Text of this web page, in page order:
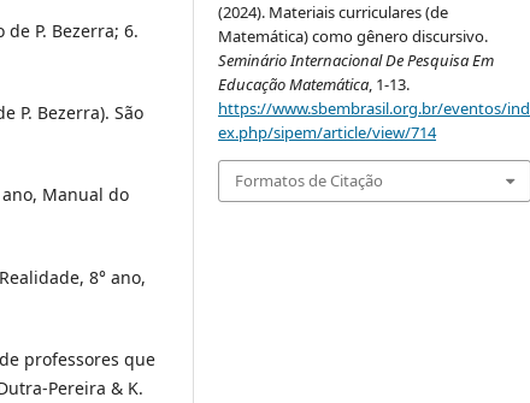
P. Bezerra; 6.
P. Bezerra). São
ano, Manual do
8° ano,
professores que
Pereira & K.
(2024). Materiais curriculares (de
Matemática) como gênero discursivo.
Seminário Internacional De Pesquisa Em
Educação Matemática, 1-13.
https://www.sbembrasil.org.br/eventos/ind
ex.php/sipem/article/view/714
Formatos de Citação